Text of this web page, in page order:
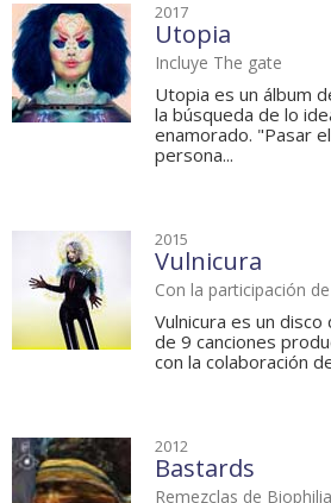
2017
Utopia
Incluye The gate
Utopia es un álbum
la búsqueda de lo
enamorado. "Pasar
persona...
2015
Vulnicura
Con la participación
Vulnicura es un
de 9 canciones
con la colaboración
2012
Bastards
Remezclas de Biophilia